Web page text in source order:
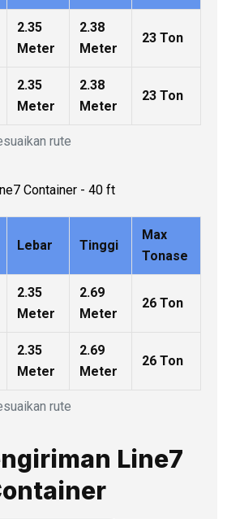
rute
2.35
Meter
2.38
Meter
23 Ton
2.35
Meter
2.38
Meter
23 Ton
rute
Lebar Tinggi
Max
Tonase
2.35
Meter
2.69
Meter
26 Ton
2.35
Meter
2.69
Meter
26 Ton
Line7